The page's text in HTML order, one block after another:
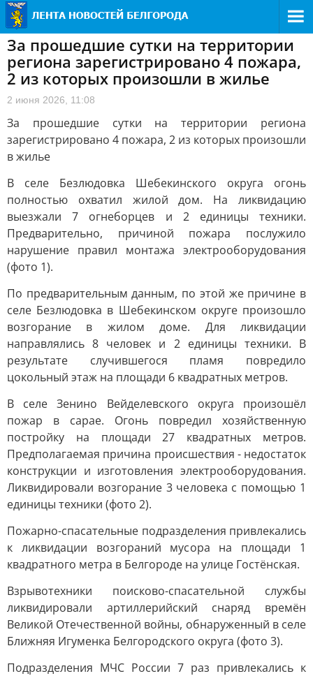
За прошедшие сутки на территории
региона зарегистрировано 4 пожара,
2 из которых произошли в жилье
2 июня 2026, 11:08
За прошедшие сутки на территории региона
зарегистрировано 4 пожара, 2 из которых произошли
в жилье
В селе Безлюдовка Шебекинского округа огонь
полностью охватил жилой дом. На ликвидацию
выезжали 7 огнеборцев и 2 единицы техники.
Предварительно, причиной пожара послужило
нарушение правил монтажа электрооборудования
(фото 1).
По предварительным данным, по этой же причине в
селе Безлюдовка в Шебекинском округе произошло
возгорание в жилом доме. Для ликвидации
направлялись 8 человек и 2 единицы техники. В
результате случившегося пламя повредило
цокольный этаж на площади 6 квадратных метров.
В селе Зенино Вейделевского округа произошёл
пожар в сарае. Огонь повредил хозяйственную
постройку на площади 27 квадратных метров.
Предполагаемая причина происшествия - недостаток
конструкции и изготовления электрооборудования.
Ликвидировали возгорание 3 человека с помощью 1
единицы техники (фото 2).
Пожарно-спасательные подразделения привлекались
к ликвидации возгораний мусора на площади 1
квадратного метра в Белгороде на улице Гостёнская.
Взрывотехники поисково-спасательной службы
ликвидировали артиллерийский снаряд времён
Великой Отечественной войны, обнаруженный в селе
Ближняя Игуменка Белгородского округа (фото 3).
Подразделения МЧС России 7 раз привлекались к